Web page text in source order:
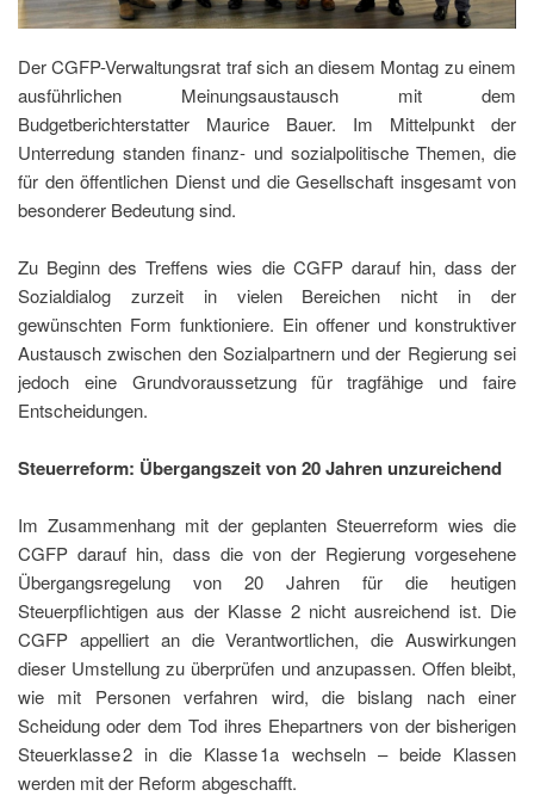
Der CGFP-Verwaltungsrat traf sich an diesem Montag zu einem
ausführlichen Meinungsaustausch mit dem
Budgetberichterstatter Maurice Bauer. Im Mittelpunkt der
Unterredung standen finanz- und sozialpolitische Themen, die
für den öffentlichen Dienst und die Gesellschaft insgesamt von
besonderer Bedeutung sind.
Zu Beginn des Treffens wies die CGFP darauf hin, dass der
Sozialdialog zurzeit in vielen Bereichen nicht in der
gewünschten Form funktioniere. Ein offener und konstruktiver
Austausch zwischen den Sozialpartnern und der Regierung sei
jedoch eine Grundvoraussetzung für tragfähige und faire
Entscheidungen.
Steuerreform: Übergangszeit von 20 Jahren unzureichend
Im Zusammenhang mit der geplanten Steuerreform wies die
CGFP darauf hin, dass die von der Regierung vorgesehene
Übergangsregelung von 20 Jahren für die heutigen
Steuerpflichtigen aus der Klasse 2 nicht ausreichend ist. Die
CGFP appelliert an die Verantwortlichen, die Auswirkungen
dieser Umstellung zu überprüfen und anzupassen. Offen bleibt,
wie mit Personen verfahren wird, die bislang nach einer
Scheidung oder dem Tod ihres Ehepartners von der bisherigen
Steuerklasse 2 in die Klasse 1a wechseln – beide Klassen
werden mit der Reform abgeschafft.